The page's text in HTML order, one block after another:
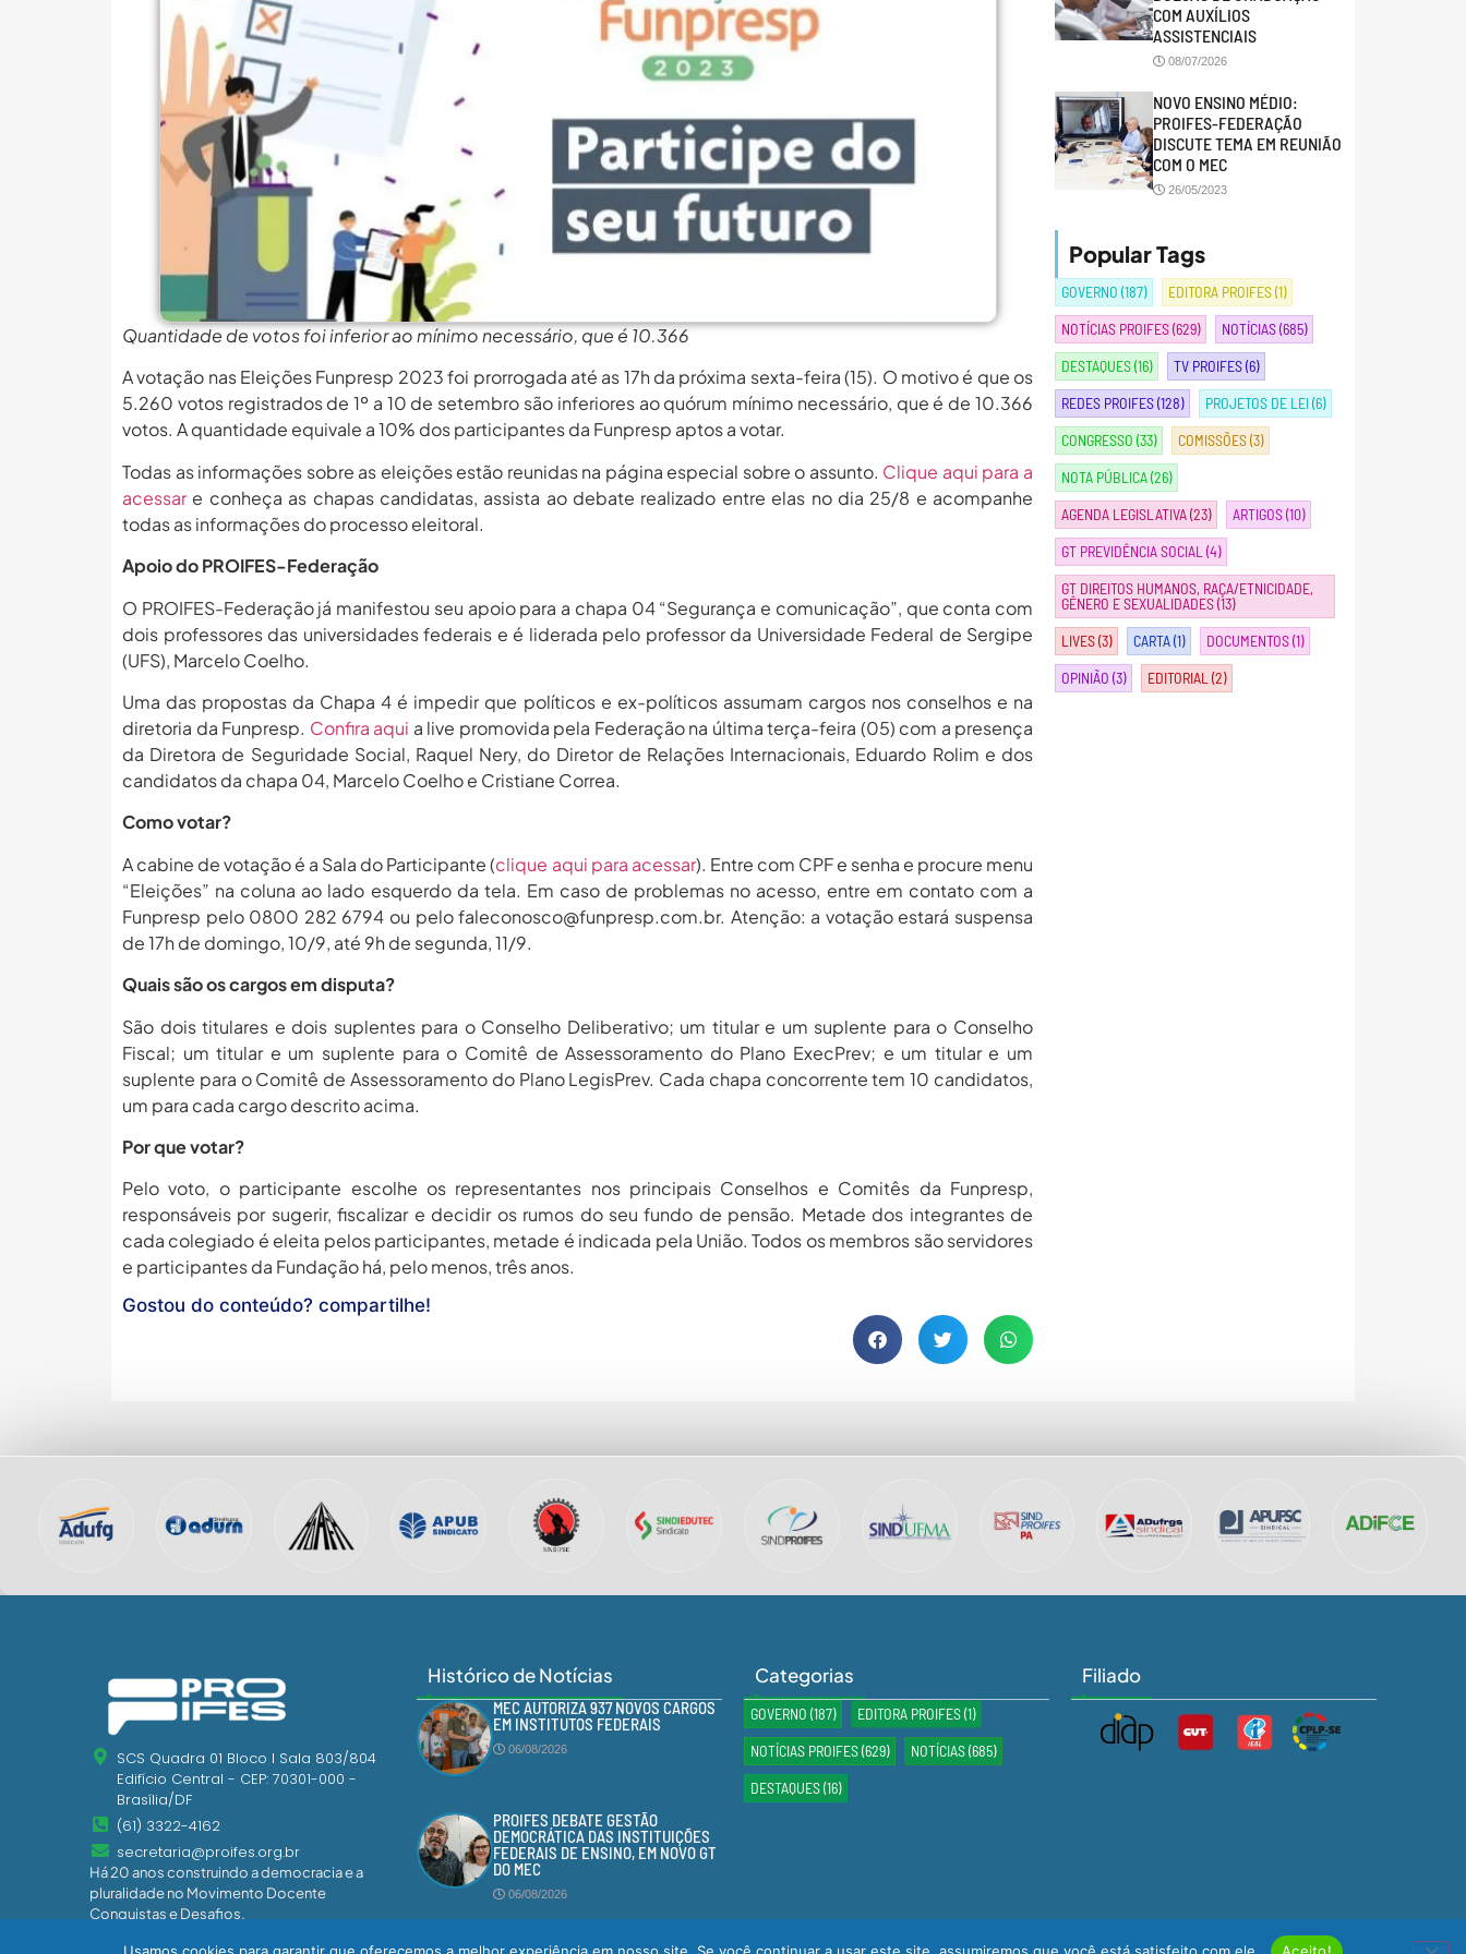
MEC Autoriza 937 Novos Cargos Em Institutos Federais... agosto 6, 2026
Balanço Da 78ª SBPC: Na Primeira Participação, PROIFES... agosto 6, 2026
6 De Agosto: Dia Nacional Dos Profissionais De...
PROIFES Celebra Os 58 Anos Da APUB... agosto 6, 2026
MEC Autoriza 937 Novos Cargos Em Institutos Federais... agosto 6, 2026
Balanço Da 78ª SBPC: Na Primeira Participação, PROIFES... agosto 6, 2026
6 De Agosto: Dia Nacional Dos Profissionais De... agosto 6, 2026
PROIFES Celebra Os 58 Anos Da APUB...
MEC Autoriza 937 Novos Cargos Em Institutos Federais... agosto 6, 2026
Quantidade de votos foi inferior ao mínimo necessário, que é 10.366
A votação nas Eleições Funpresp 2023 foi prorrogada até as 17h da próxima sexta-feira (15). O motivo é que os
5.260 votos registrados de 1º a 10 de setembro são inferiores ao quórum mínimo necessário, que é de 10.366
votos. A quantidade equivale a 10% dos participantes da Funpresp aptos a votar.
Todas as informações sobre as eleições estão reunidas na página especial sobre o assunto. Clique aqui para a
acessare conheça as chapas candidatas, assista ao debate realizado entre elas no dia 25/8 e acompanhe
todas as informações do processo eleitoral.
Apoio do PROIFES-Federação
O PROIFES-Federação já manifestou seu apoio para a chapa 04 “Segurança e comunicação”, que conta com
dois professores das universidades federais e é liderada pelo professor da Universidade Federal de Sergipe
(UFS), Marcelo Coelho.
Uma das propostas da Chapa 4 é impedir que políticos e ex-políticos assumam cargos nos conselhos e na
diretoria da Funpresp. Confira aqui a live promovida pela Federação na última terça-feira (05) com a presença
da Diretora de Seguridade Social, Raquel Nery, do Diretor de Relações Internacionais, Eduardo Rolim e dos
candidatos da chapa 04, Marcelo Coelho e Cristiane Correa.
Como votar?
A cabine de votação é a Sala do Participante (clique aqui para acessar). Entre com CPF e senha e procure menu
“Eleições” na coluna ao lado esquerdo da tela. Em caso de problemas no acesso, entre em contato com a
Funpresp pelo 0800 282 6794 ou pelo faleconosco@funpresp.com.br. Atenção: a votação estará suspensa
de 17h de domingo, 10/9, até 9h de segunda, 11/9.
Quais são os cargos em disputa?
São dois titulares e dois suplentes para o Conselho Deliberativo; um titular e um suplente para o Conselho
Fiscal; um titular e um suplente para o Comitê de Assessoramento do Plano ExecPrev; e um titular e um
suplente para o Comitê de Assessoramento do Plano LegisPrev. Cada chapa concorrente tem 10 candidatos,
um para cada cargo descrito acima.
Por que votar?
Pelo voto, o participante escolhe os representantes nos principais Conselhos e Comitês da Funpresp,
responsáveis por sugerir, fiscalizar e decidir os rumos do seu fundo de pensão. Metade dos integrantes de
cada colegiado é eleita pelos participantes, metade é indicada pela União. Todos os membros são servidores
e participantes da Fundação há, pelo menos, três anos.
Gostou do conteúdo? compartilhe!
COM AUXÍLIOS
ASSISTENCIAIS
08/07/2026
NOVO ENSINO MÉDIO:
PROIFES-FEDERAÇÃO
DISCUTE TEMA EM REUNIÃO
COM O MEC
26/05/2023
Popular Tags
GOVERNO (187) EDITORA PROIFES(1)
NOTÍCIAS PROIFES(629) NOTÍCIAS(685)
DESTAQUES(16) TV PROIFES(6)
REDES PROIFES(128) PROJETOS DE LEI(6)
CONGRESSO (33) COMISSÕES(3)
NOTA PÚBLICA(26)
AGENDA LEGISLATIVA(23) ARTIGOS(10)
GT PREVIDÊNCIA SOCIAL (4)
GT DIREITOS HUMANOS, RAÇA/ETNICIDADE,
GÊNERO E SEXUALIDADES(13)
LIVES(3) CARTA(1) DOCUMENTOS(1)
OPINIÃO (3) EDITORIAL (2)
SCS Quadra 01 Bloco I Sala 803/804
Edifício Central - CEP: 70301-000 -
Brasília/DF
(61) 3322-4162
secretaria@proifes.org.br
Há 20 anos construindo a democracia e a
pluralidade no Movimento Docente
Conquistas e Desafios.
Histórico de Notícias
MEC AUTORIZA 937 NOVOS CARGOS
EM INSTITUTOS FEDERAIS
06/08/2026
PROIFES DEBATE GESTÃO
DEMOCRÁTICA DAS INSTITUIÇÕES
FEDERAIS DE ENSINO, EM NOVO GT
DO MEC
06/08/2026
Categorias
GOVERNO (187) EDITORA PROIFES(1)
NOTÍCIAS PROIFES(629) NOTÍCIAS(685)
DESTAQUES(16)
Filiado